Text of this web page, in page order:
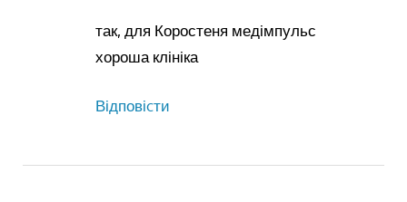
так, для Коростеня медімпульс
хороша клініка
Відповіcти